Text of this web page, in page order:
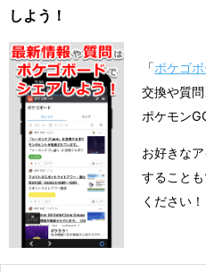
しよう！
「ポケゴ
交換や質
ポケモン
お好きな
すること
ください！